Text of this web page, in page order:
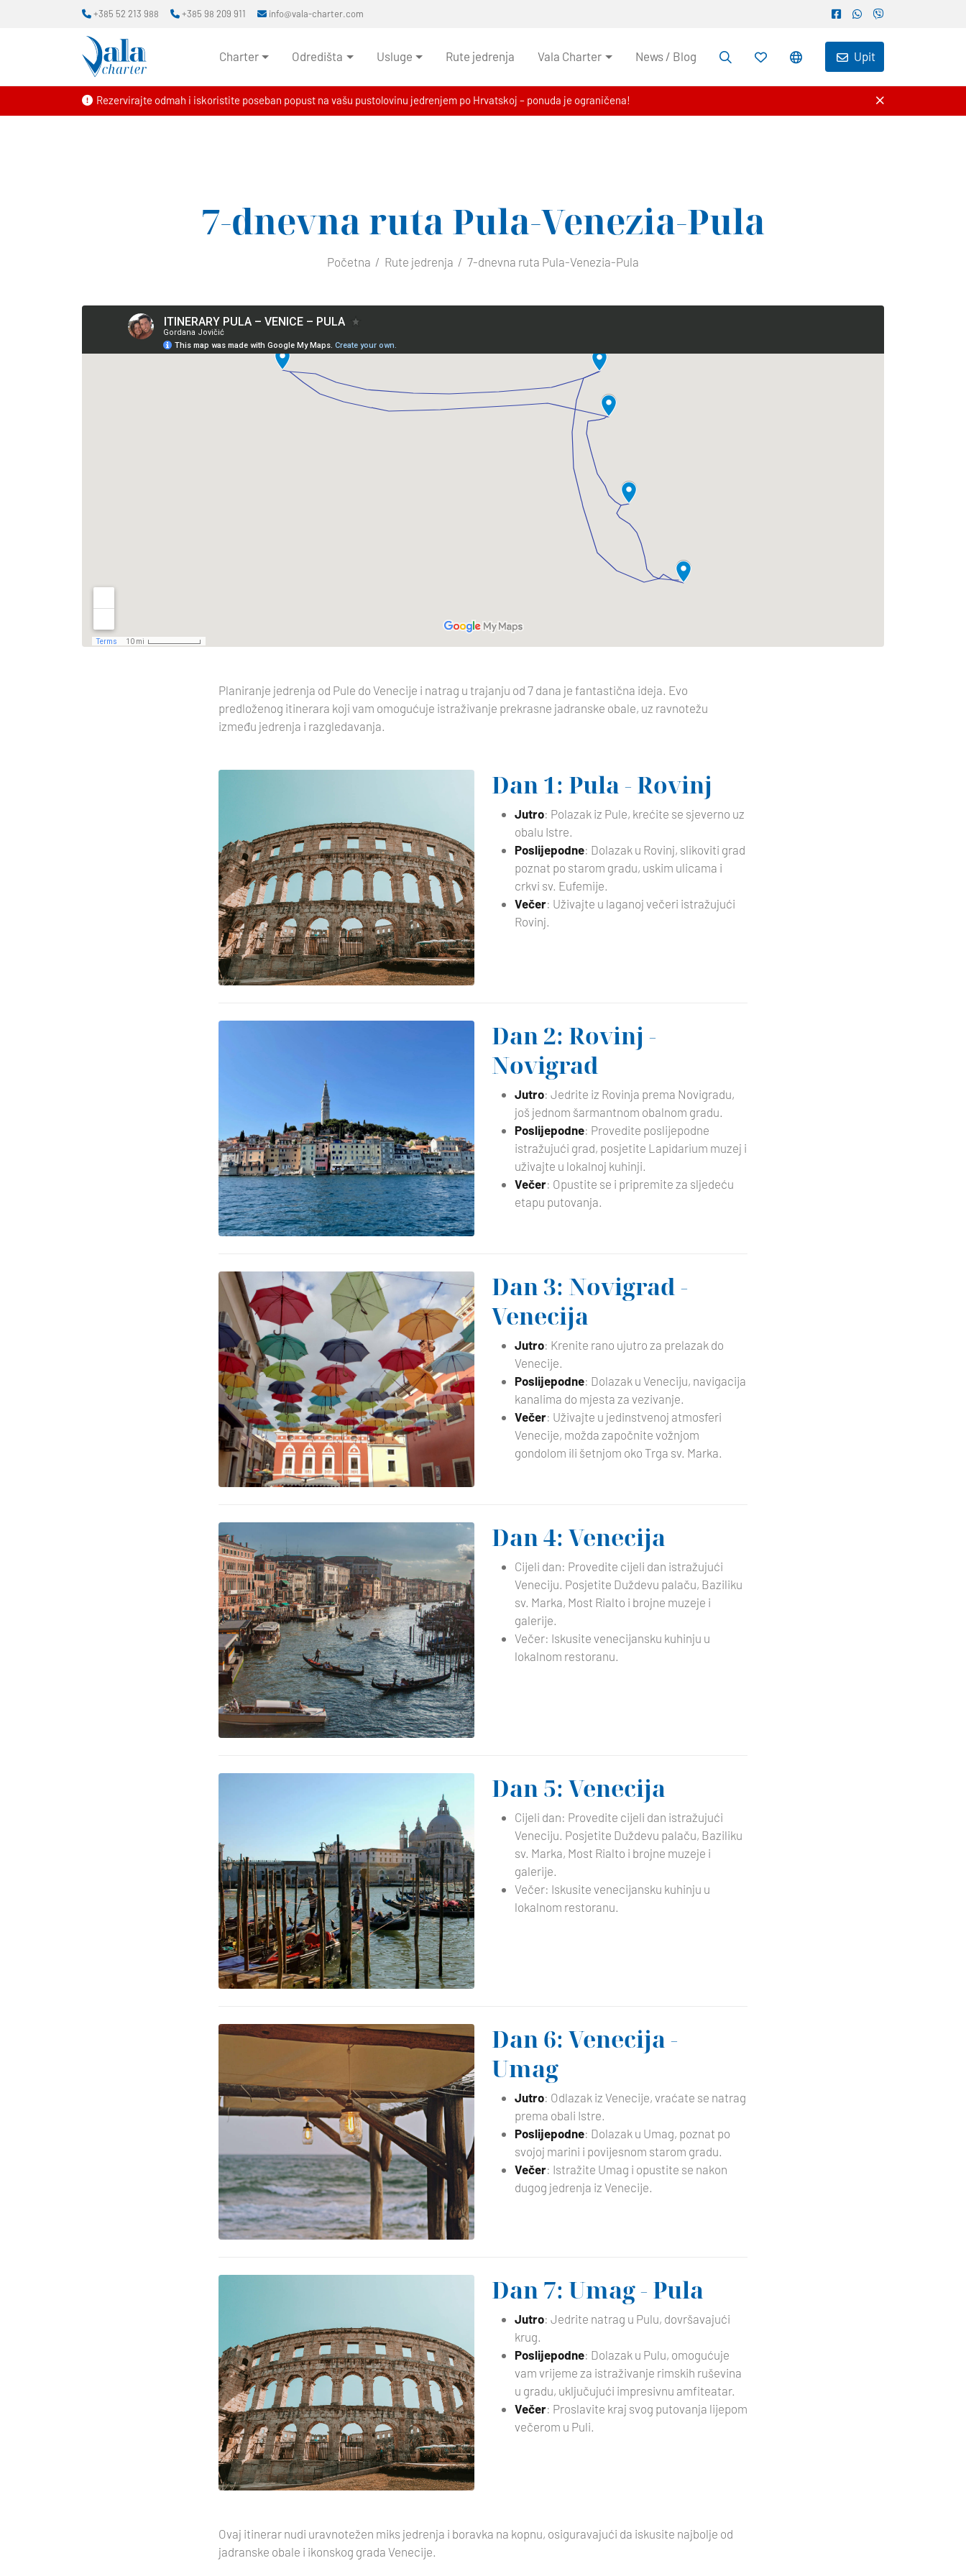
Rezervirajte odmah i iskoristite poseban popust na vašu pustolovinu jedrenjem po Hrvatskoj – ponuda je ograničena!
+385 52 213 988 +385 98 209 911 info@vala-charter.com
Charter Odredišta Usluge Rute jedrenja Vala Charter News / Blog Upit
7-dnevna ruta Pula-Venezia-Pula
Početna Rute jedrenja 7-dnevna ruta Pula-Venezia-Pula
Planiranje jedrenja od Pule do Venecije i natrag u trajanju od 7 dana je fantastična ideja. Evo
predloženog itinerara koji vam omogućuje istraživanje prekrasne jadranske obale, uz ravnotežu
između jedrenja i razgledavanja.
Dan 1: Pula - Rovinj
Jutro: Polazak iz Pule, krećite se sjeverno uz
obalu Istre.
Poslijepodne: Dolazak u Rovinj, slikoviti grad
poznat po starom gradu, uskim ulicama i
crkvi sv. Eufemije.
Večer: Uživajte u laganoj večeri istražujući
Rovinj.
Dan 2: Rovinj -
Novigrad
Jutro: Jedrite iz Rovinja prema Novigradu,
još jednom šarmantnom obalnom gradu.
Poslijepodne: Provedite poslijepodne
istražujući grad, posjetite Lapidarium muzej i
uživajte u lokalnoj kuhinji.
Večer: Opustite se i pripremite za sljedeću
etapu putovanja.
Dan 3: Novigrad -
Venecija
Jutro: Krenite rano ujutro za prelazak do
Venecije.
Poslijepodne: Dolazak u Veneciju, navigacija
kanalima do mjesta za vezivanje.
Večer: Uživajte u jedinstvenoj atmosferi
Venecije, možda započnite vožnjom
gondolom ili šetnjom oko Trga sv. Marka.
Dan 4: Venecija
Cijeli dan: Provedite cijeli dan istražujući
Veneciju. Posjetite Duždevu palaču, Baziliku
sv. Marka, Most Rialto i brojne muzeje i
galerije.
Večer: Iskusite venecijansku kuhinju u
lokalnom restoranu.
Dan 5: Venecija
Cijeli dan: Provedite cijeli dan istražujući
Veneciju. Posjetite Duždevu palaču, Baziliku
sv. Marka, Most Rialto i brojne muzeje i
galerije.
Večer: Iskusite venecijansku kuhinju u
lokalnom restoranu.
Dan 6: Venecija -
Umag
Jutro: Odlazak iz Venecije, vraćate se natrag
prema obali Istre.
Poslijepodne: Dolazak u Umag, poznat po
svojoj marini i povijesnom starom gradu.
Večer: Istražite Umag i opustite se nakon
dugog jedrenja iz Venecije.
Dan 7: Umag - Pula
Jutro: Jedrite natrag u Pulu, dovršavajući
krug.
Poslijepodne: Dolazak u Pulu, omogućuje
vam vrijeme za istraživanje rimskih ruševina
u gradu, uključujući impresivnu amfiteatar.
Večer: Proslavite kraj svog putovanja lijepom
večerom u Puli.
Ovaj itinerar nudi uravnotežen miks jedrenja i boravka na kopnu, osiguravajući da iskusite najbolje od
jadranske obale i ikonskog grada Venecije.